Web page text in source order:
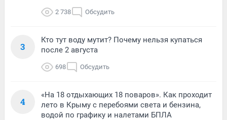
2 738 Обсудить
3
Кто тут воду мутит? Почему нельзя купаться
после 2 августа
698 Обсудить
4
«На 18 отдыхающих 18 поваров». Как проходит
лето в Крыму с перебоями света и бензина,
водой по графику и налетами БПЛА